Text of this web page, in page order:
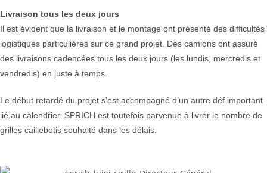
Livraison tous les deux jours
Il est évident que la livraison et le montage ont présenté des difficultés
logistiques particulières sur ce grand projet. Des camions ont assuré
des livraisons cadencées tous les deux jours (les lundis, mercredis et
vendredis) en juste à temps.
Le début retardé du projet s’est accompagné d’un autre déf important
lié au calendrier. SPRICH est toutefois parvenue à livrer le nombre de
grilles caillebotis souhaité dans les délais.